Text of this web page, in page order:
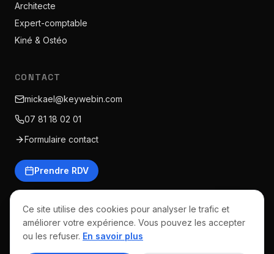
Architecte
Expert-comptable
Kiné & Ostéo
CONTACT
mickael@keywebin.com
07 81 18 02 01
Formulaire contact
Prendre RDV
©2026Keywebin · Tous droits réservés
Ce site utilise des cookies pour analyser le trafic et
améliorer votre expérience. Vous pouvez les accepter
ou les refuser. En savoir plus